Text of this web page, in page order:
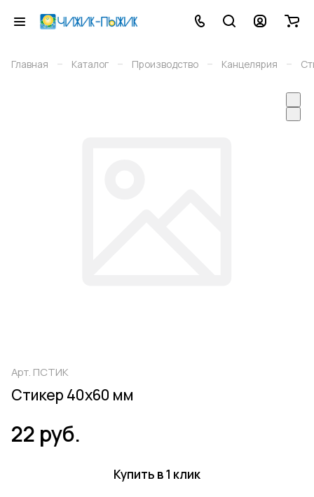
Главная – Каталог – Производство – Канцелярия –
Арт. ПСТИК
Стикер 40х60 мм
22 руб.
Купить в 1 клик